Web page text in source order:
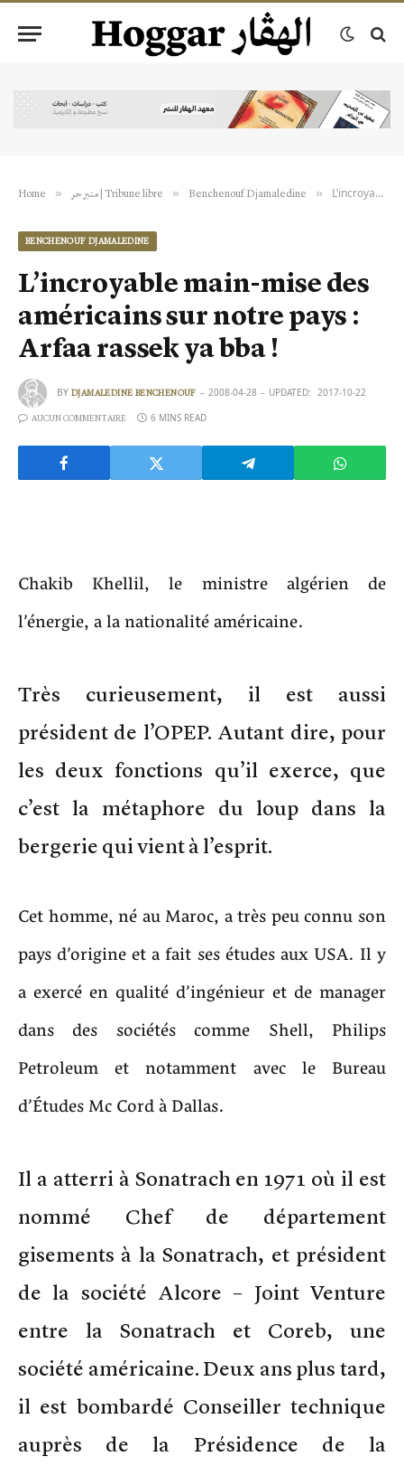
Home » منبر حر | Tribune libre » Benchenouf Djamaledine » L’incroyable main-mise des américains sur notre pays : Arfaa rassek ya bba !
BENCHENOUF DJAMALEDINE
L’incroyable main-mise des
américains sur notre pays :
Arfaa rassek ya bba !
BY DJAMALEDINE BENCHENOUF 2008-04-28 UPDATED: 2017-10-22
AUCUN COMMENTAIRE 6 MINS READ
Chakib Khellil, le ministre algérien de
l’énergie, a la nationalité américaine.
Très curieusement, il est aussi
président de l’OPEP. Autant dire, pour
les deux fonctions qu’il exerce, que
c’est la métaphore du loup dans la
bergerie qui vient à l’esprit.
Cet homme, né au Maroc, a très peu connu son
pays d’origine et a fait ses études aux USA. Il y
a exercé en qualité d’ingénieur et de manager
dans des sociétés comme Shell, Philips
Petroleum et notamment avec le Bureau
d’Études Mc Cord à Dallas.
Il a atterri à Sonatrach en 1971 où il est
nommé Chef de département
gisements à la Sonatrach, et président
de la société Alcore – Joint Venture
entre la Sonatrach et Coreb, une
société américaine. Deux ans plus tard,
il est bombardé Conseiller technique
auprès de la Présidence de la